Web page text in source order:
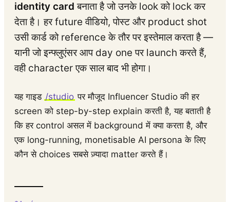
identity card बनाता है जो उनके look को lock कर
देता है। हर future वीडियो, पोस्ट और product shot
उसी कार्ड को reference के तौर पर इस्तेमाल करता है —
यानी जो इन्फ्लुएंसर आप day one पर launch करते हैं,
वही character एक साल बाद भी होगा।
यह गाइड /studio पर मौजूद Influencer Studio की हर
screen को step-by-step explain करती है, यह बताती है
कि हर control असल में background में क्या करता है, और
एक long-running, monetisable AI persona के लिए
कौन से choices सबसे ज़्यादा matter करते हैं।